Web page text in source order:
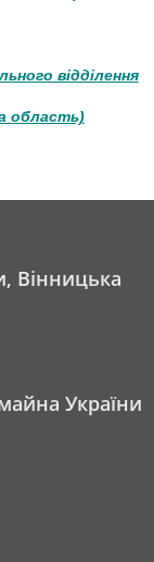
відділення
область)
Вінницька
України